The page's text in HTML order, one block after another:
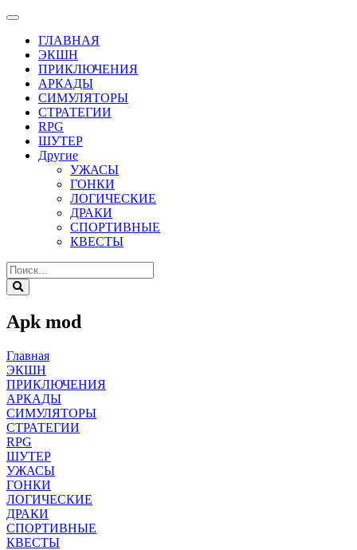
ГЛАВНАЯ
ЭКШН
ПРИКЛЮЧЕНИЯ
АРКАДЫ
СИМУЛЯТОРЫ
СТРАТЕГИИ
RPG
ШУТЕР
Другие
УЖАСЫ
ГОНКИ
ЛОГИЧЕСКИЕ
ДРАКИ
СПОРТИВНЫЕ
КВЕСТЫ
Apk mod
Главная
ЭКШН
ПРИКЛЮЧЕНИЯ
АРКАДЫ
СИМУЛЯТОРЫ
СТРАТЕГИИ
RPG
ШУТЕР
УЖАСЫ
ГОНКИ
ЛОГИЧЕСКИЕ
ДРАКИ
СПОРТИВНЫЕ
КВЕСТЫ